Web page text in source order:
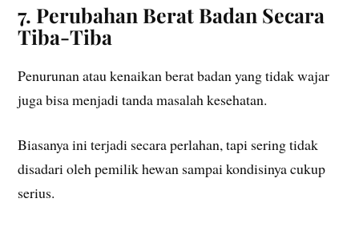
7. Perubahan Berat Badan Secara
Tiba-Tiba
Penurunan atau kenaikan berat badan yang tidak wajar
juga bisa menjadi tanda masalah kesehatan.
Biasanya ini terjadi secara perlahan, tapi sering tidak
disadari oleh pemilik hewan sampai kondisinya cukup
serius.